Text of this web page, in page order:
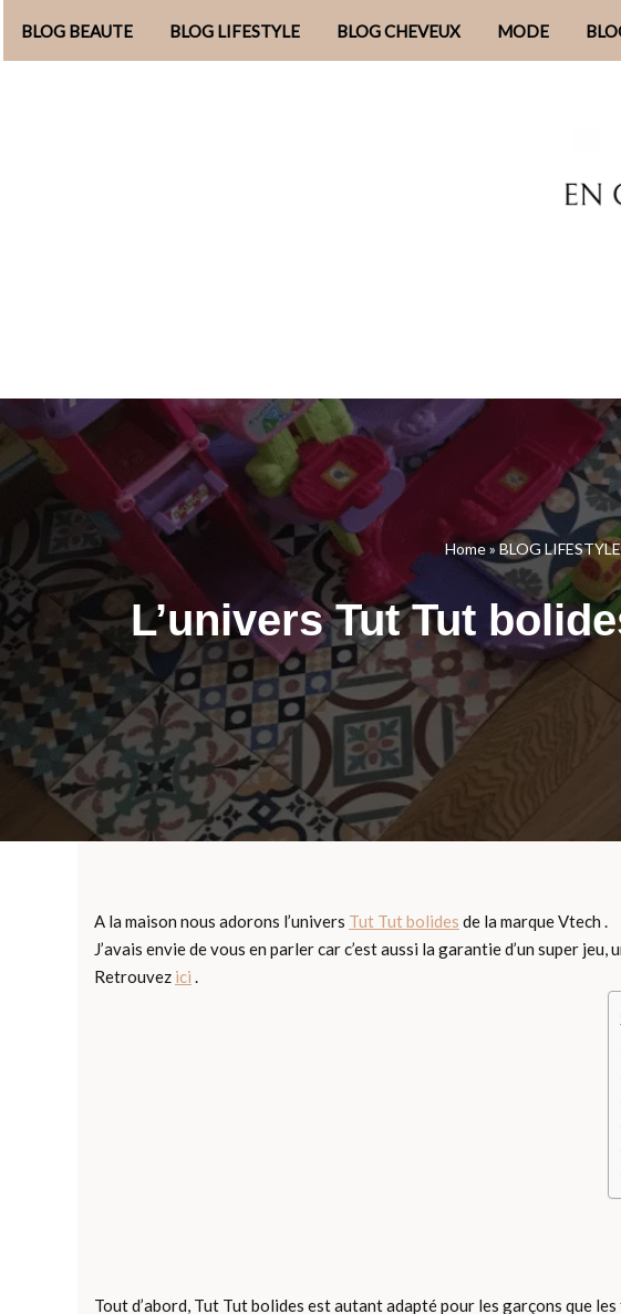
Aller
BLOG BEAUTE BLOG LIFESTYLE BLOG CHEVEUX MODE
Home» BLOG LIFESTYLE
L’univers Tut Tut
A la maison nous adorons l’univers Tut Tut bolides de la marque Vtech .
J’avais envie de vous en parler car c’est aussi la garantie d’un super
Retrouvez ici .
Tout d’abord, Tut Tut bolides est autant adapté pour les garçons que